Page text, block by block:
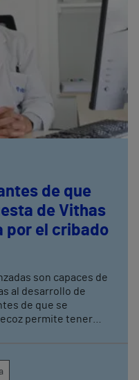
de que
de Vithas
por el cribado
son capaces de
al desarrollo de
de que se